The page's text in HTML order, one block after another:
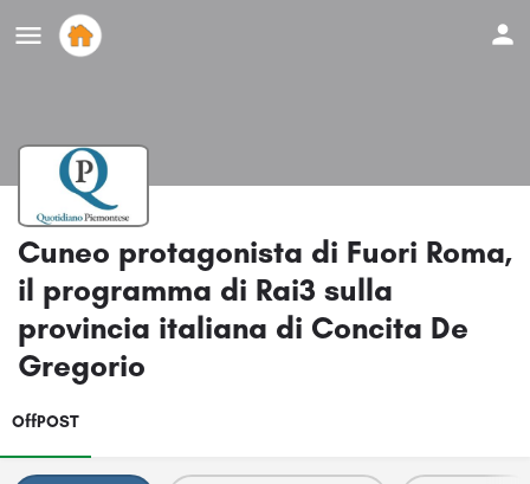
Cuneo protagonista di Fuori Roma,
il programma di Rai3 sulla
provincia italiana di Concita De
Gregorio
OffPOST